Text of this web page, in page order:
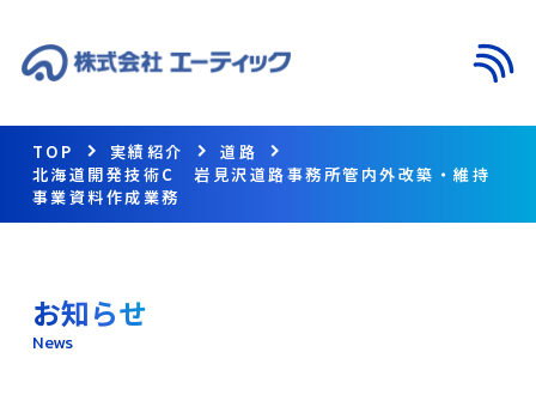
TOP 実績紹介
道路
北海道開発技術C 岩見沢道路事務所管内外改築・維持
事業資料作成業務
お知らせ
News